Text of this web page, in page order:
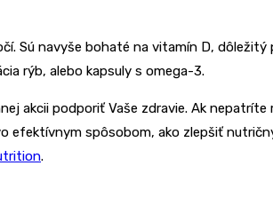
Sú navyše bohaté na vitamín D,
rýb, alebo kapsuly s omega-3.
akcii podporiť Vaše zdravie. Ak
efektívnym spôsobom, ako zlepšiť
.